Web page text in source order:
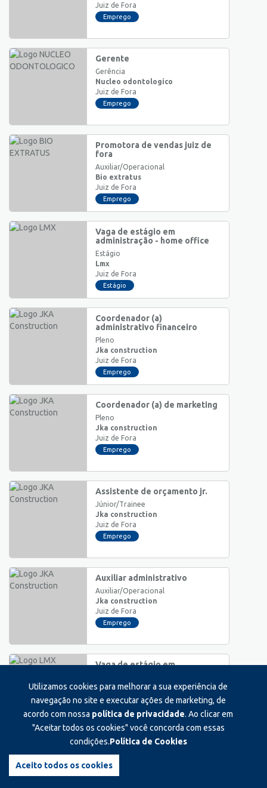
Juiz de Fora
Emprego
Gerente
Gerência
Nucleo odontologico
Juiz de Fora
Emprego
Promotora de vendas juiz de
fora
Auxiliar/Operacional
Bio extratus
Juiz de Fora
Emprego
Vaga de estágio em
administração - home office
Estágio
Lmx
Juiz de Fora
Estágio
Coordenador (a)
administrativo financeiro
Pleno
Jka construction
Juiz de Fora
Emprego
Coordenador (a) de marketing
Pleno
Jka construction
Juiz de Fora
Emprego
Assistente de orçamento jr.
Júnior/Trainee
Jka construction
Juiz de Fora
Emprego
Auxiliar administrativo
Auxiliar/Operacional
Jka construction
Juiz de Fora
Emprego
Vaga de estágio em
Estágio
Estágio
indicações
Utilizamos cookies para melhorar a sua experiência de
navegação no site e executar ações de marketing, de
acordo com nossa política de privacidade. Ao clicar em
"Aceitar todos os cookies" você concorda com essas
condições.Política de Cookies
Aceito todos os cookies